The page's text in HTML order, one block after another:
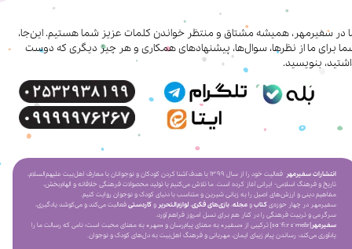
در سفیرمهر، همیشه مشتاق و منتظر خواندن کلمات عزیز شما هستیم. این‌جا،
برای ما از نظرها، سوال‌ها، پیشنهادهای همکاری‌ و هر چیز دیگری که دوست
بنویسید.
انتشارات سفیرمهر
فعالیت خود را از سال ۱۳۹۹ با هدف آشنا کردن کودکان و نوجوانان با معارف اهل‌بیت علیهم‌السلام،
تاریخ و فرهنگ اسلامی- ایرانی آغاز کرده است. ما تلاش می‌کنیم با تولید محصولات فرهنگی خلاقانه و الهام‌بخش،
مفاهیم دینی و ارزش‌های اصیل را به زبانی شیرین و متناسب با دنیای کودک و نوجوان روایت کنیم.
سفیرمهر در چهار حوزه‌یکتابومجله،بازی‌های فکری،لوازم‌التحریر وکاردستیفعالیت می‌کند و می‌کوشد یادگیری،
سرگرمی و تربیت فرهنگی را در کنار هم برای نسل امروز فراهم آورد.
سفیرمهر
[saˈfiːr ɛˈmeɦr] ترکیبی از «سفیر» به معنای پیام‌رسان و «مهر» به معنای محبت است؛ نامی که رسالت ما را
یادآوری می‌کند: رساندن پیام زیبای ایمان، مهربانی و فرهنگ اهل‌بیت به دل‌های کودک و نوجوان.